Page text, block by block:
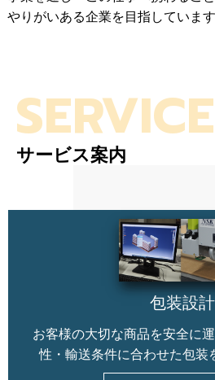
やりがいある企業を目指しています
SERVICE
サービス案内
包装設計
お客様の大切な商品を安全に
性・輸送条件に合わせた包装